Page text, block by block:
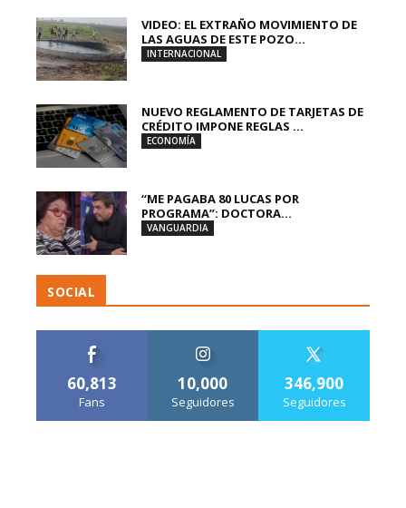
VIDEO: EL EXTRAÑO MOVIMIENTO DE
LAS AGUAS DE ESTE POZO...
INTERNACIONAL
NUEVO REGLAMENTO DE TARJETAS DE
CRÉDITO IMPONE REGLAS ...
ECONOMÍA
“ME PAGABA 80 LUCAS POR
PROGRAMA”: DOCTORA...
VANGUARDIA
SOCIAL
60,813
Fans
10,000
Seguidores
346,900
Seguidores